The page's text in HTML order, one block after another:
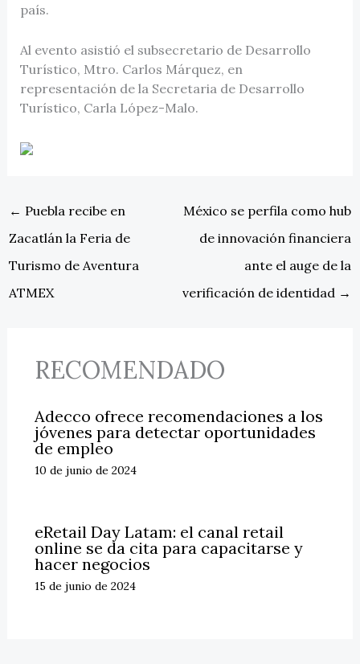
país.
Al evento asistió el subsecretario de Desarrollo
Turístico, Mtro. Carlos Márquez, en
representación de la Secretaria de Desarrollo
Turístico, Carla López-Malo.
← Puebla recibe en
Zacatlán la Feria de
Turismo de Aventura
ATMEX
México se perfila como hub
de innovación financiera
ante el auge de la
verificación de identidad →
RECOMENDADO
Adecco ofrece recomendaciones a los
jóvenes para detectar oportunidades
de empleo
10 de junio de 2024
eRetail Day Latam: el canal retail
online se da cita para capacitarse y
hacer negocios
15 de junio de 2024